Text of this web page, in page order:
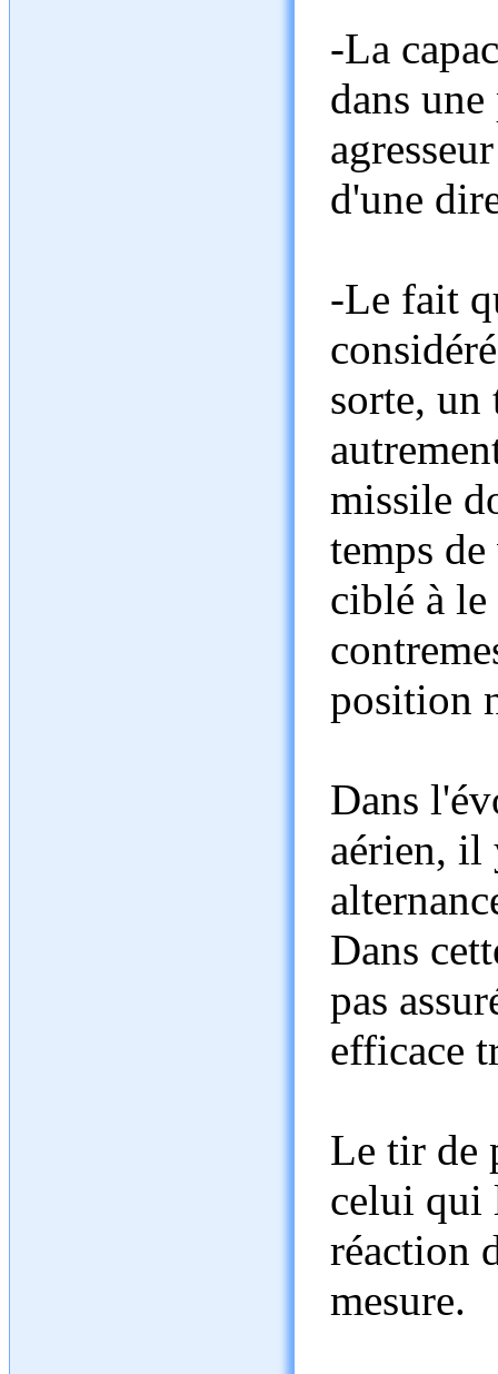
-La
dans
d'une
-Le fait
sorte,
missile
temps
ciblé à le
position
Dans
aérien, il
Dans
pas
efficace
Le tir de
celui qui
réaction
mesure.